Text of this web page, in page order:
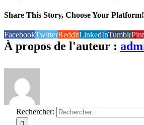
Share This Story, Choose Your Platform!
FacebookTwitterRedditLinkedInTumblr
À propos de l'auteur :
Rechercher: